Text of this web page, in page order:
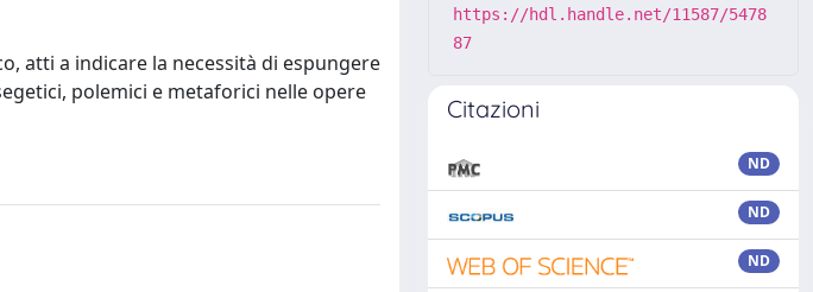
atti a indicare la necessità di espungere
polemici e metaforici nelle opere
https://hdl.handle.net/11587/5478
87
Citazioni
ND
ND
ND